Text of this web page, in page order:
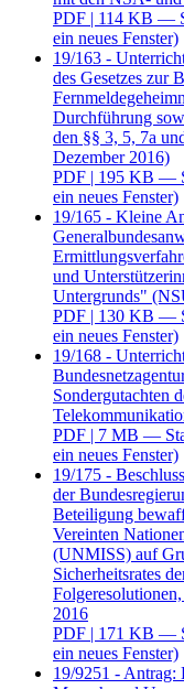
PDF | 114 KB —
ein neues Fenster)
19/163 -
des Gesetzes zur
Durchführung
den §§ 3, 5, 7a
Dezember 2016)
PDF | 195 KB —
ein neues Fenster)
19/165 - Kleine
und
Untergrunds"
PDF | 130 KB —
ein neues Fenster)
19/168 -
Sondergutachten
PDF | 7 MB —
ein neues Fenster)
19/175 -
der
Beteiligung
Vereinten
(UNMISS) auf
Sicherheitsrates
2016
PDF | 171 KB —
ein neues Fenster)
19/9251 - Antrag: